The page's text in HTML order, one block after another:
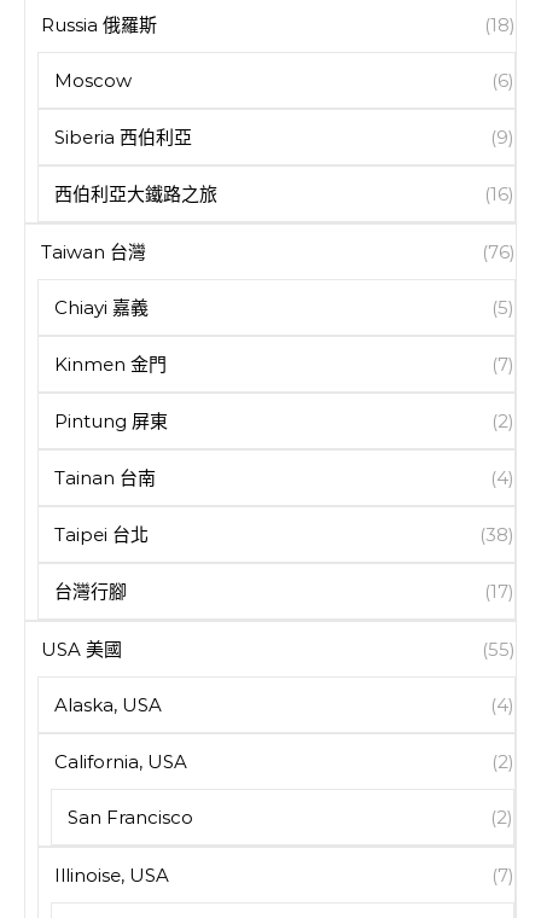
Russia 俄羅斯 (18)
Moscow (6)
Siberia 西伯利亞 (9)
西伯利亞大鐵路之旅 (16)
Taiwan 台灣 (76)
Chiayi 嘉義 (5)
Kinmen 金門 (7)
Pintung 屏東 (2)
Tainan 台南 (4)
Taipei 台北 (38)
台灣行腳 (17)
USA 美國 (55)
Alaska, USA (4)
California, USA (2)
San Francisco (2)
Illinoise, USA (7)